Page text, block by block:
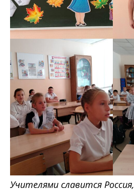
Учителями славится Россия,